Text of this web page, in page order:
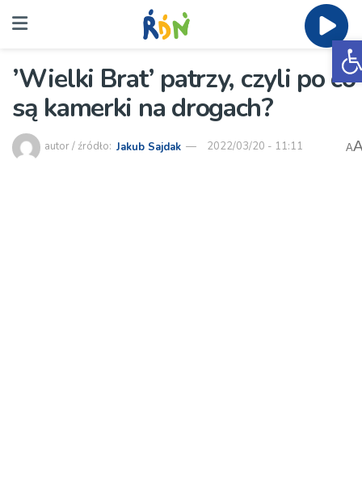
’Wielki Brat’ patrzy, czyli po co
są kamerki na drogach?
autor / źródło: Jakub Sajdak 2022/03/20 - 11:11 A